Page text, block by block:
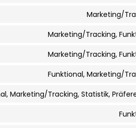
Marketing/
Marketing/Tracking,
Marketing/Tracking,
Funktional, Marketing/
Marketing/Tracking, Statistik,